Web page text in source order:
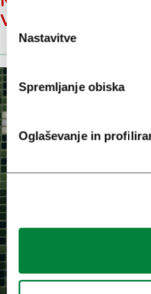
Nastavitve
Spremljanje obiska
Oglaševanje in
VRHUNSKI KAVI